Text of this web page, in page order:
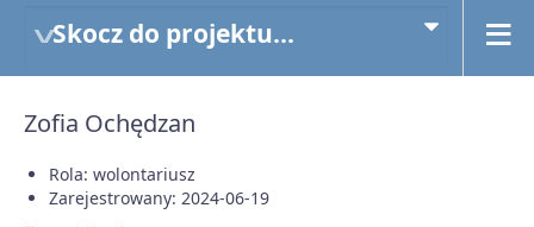
Skocz do projektu...
Zofia Ochędzan
Rola: wolontariusz
Zarejestrowany: 2024-06-19